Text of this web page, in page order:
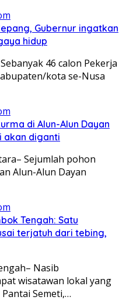
Gubernur ingatkan
hidup
46 calon Pekerja
kota se-Nusa
di Alun-Alun Dayan
akan diganti
Sejumlah pohon
Alun-Alun Dayan
Tengah: Satu
terjatuh dari tebing,
Nasib
wisatawan lokal yang
Semeti,…